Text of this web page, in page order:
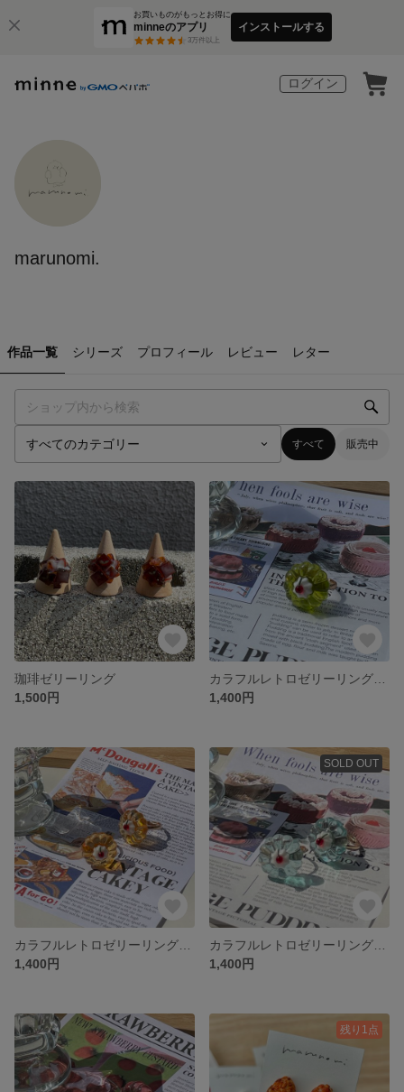
お買いものがもっとお得に
minneのアプリ
3万件以上
インストールする
ログイン
marunomi.
作品一覧 シリーズ プロフィール レビュー レター
すべて 販売中
珈琲ゼリーリング
1,500円
1,400円
1,400円
SOLD OUT
1,400円
残り1点